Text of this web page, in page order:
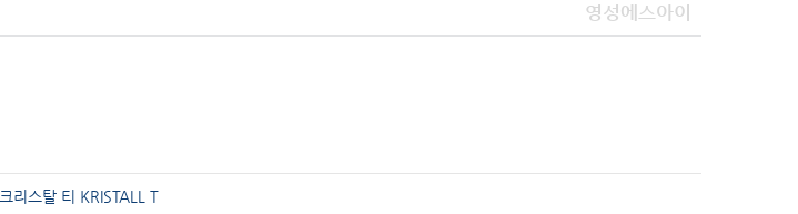
영성에스아이
크리스탈 티 KRISTALL T